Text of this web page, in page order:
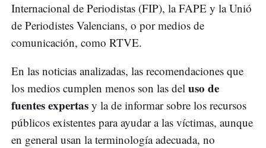
Internacional de Periodistas (FIP), la FAPE y la Unió
de Periodistes Valencians, o por medios de
comunicación, como RTVE.
En las noticias analizadas, las recomendaciones que
los medios cumplen menos son las del uso de
fuentes expertas y la de informar sobre los recursos
públicos existentes para ayudar a las víctimas, aunque
en general usan la terminología adecuada, no